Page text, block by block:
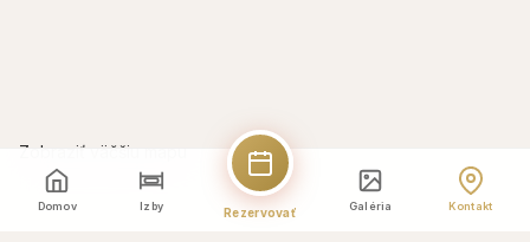
Zobraziť väčšiu mapu
Domov Izby Rezervovať Galéria Kontakt